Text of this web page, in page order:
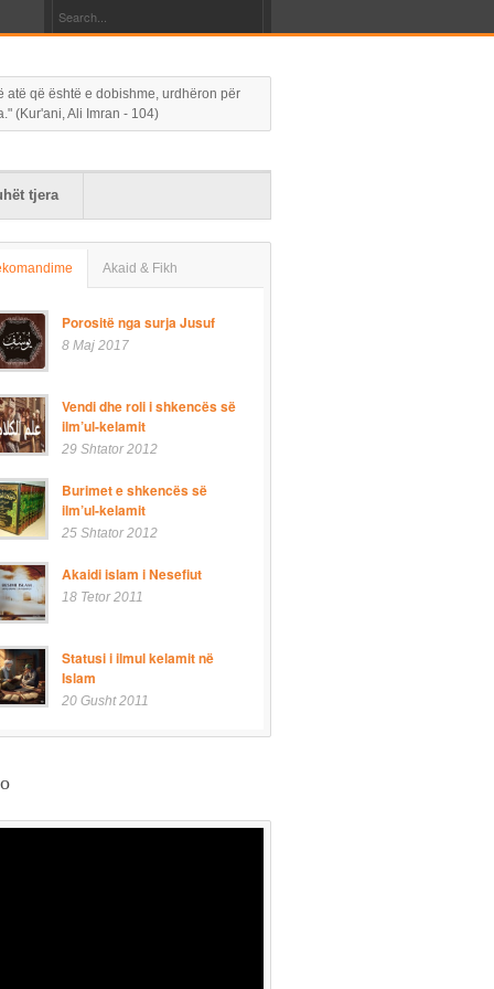
atë që është e dobishme, urdhëron për
(Kur'ani, Ali Imran - 104)
tjera
Akaid & Fikh
Porositë nga surja Jusuf
8 Maj 2017
Vendi dhe roli i shkencës së
ilm’ul-kelamit
29 Shtator 2012
Burimet e shkencës së
ilm’ul-kelamit
25 Shtator 2012
Akaidi islam i Nesefiut
18 Tetor 2011
Statusi i ilmul kelamit në
Islam
20 Gusht 2011